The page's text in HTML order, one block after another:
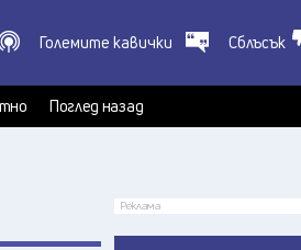
X
Големите кавички Сблъсък
Поглед назад
Реклама